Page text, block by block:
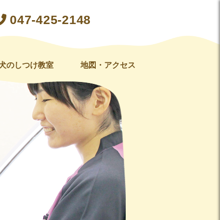
047-425-2148
のしつけ教室 地図・アクセス